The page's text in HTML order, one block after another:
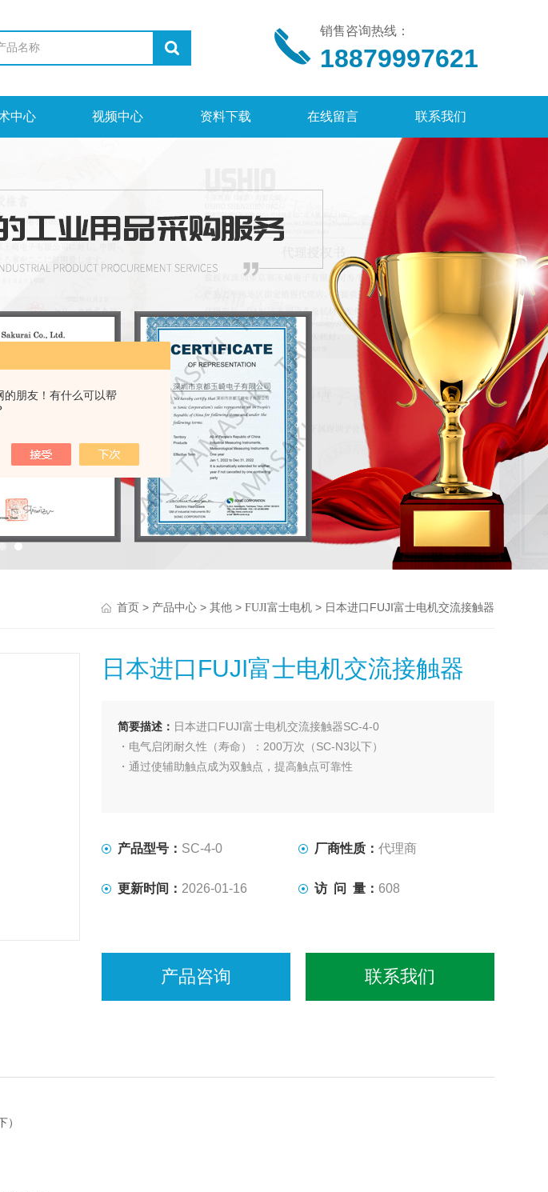
的朋友！有什么可以帮
销售咨询热线：
18879997621
中心 视频中心 资料下载 在线留言 联系我们
首页> 产品中心> 其他> FUJI富士电机> 日本进口FUJI富士电机交流接触器
日本进口FUJI富士电机交流接触器
简要描述： 日本进口FUJI富士电机交流接触器SC-4-0
・电气启闭耐久性（寿命）：200万次（SC-N3以下）
・通过使辅助触点成为双触点，提高触点可靠性
产品型号： SC-4-0 厂商性质： 代理商
更新时间： 2026-01-16 访 问 量： 608
产品咨询 联系我们
）